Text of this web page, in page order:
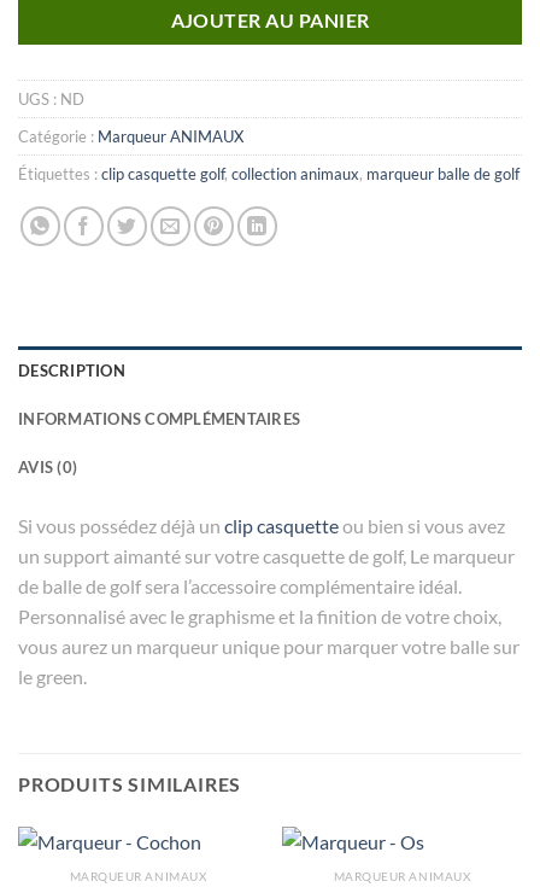
AJOUTER AU PANIER
UGS : ND
Catégorie : Marqueur ANIMAUX
Étiquettes :clip casquette golf, collection animaux, marqueur balle de golf
DESCRIPTION
INFORMATIONS COMPLÉMENTAIRES
AVIS (0)
Si vous possédez déjà un clip casquetteou bien si vous avez
un support aimanté sur votre casquette de golf, Le marqueur
de balle de golf sera l’accessoire complémentaire idéal.
Personnalisé avec le graphisme et la finition de votre choix,
vous aurez un marqueur unique pour marquer votre balle sur
le green.
PRODUITS SIMILAIRES
MARQUEUR ANIMAUX MARQUEUR ANIMAUX